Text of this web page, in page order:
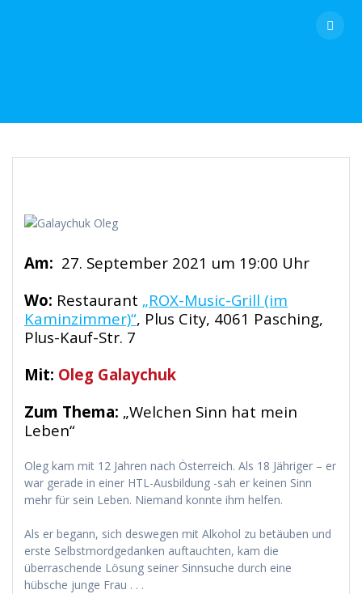
Am: 27. September 2021 um 19:00 Uhr
Wo: Restaurant „ROX-Music-Grill (im
Kaminzimmer)“, Plus City, 4061 Pasching,
Plus-Kauf-Str. 7
Mit: Oleg Galaychuk
Zum Thema: „Welchen Sinn hat mein
Leben“
Oleg kam mit 12 Jahren nach Österreich. Als 18 Jähriger – er
war gerade in einer HTL-Ausbildung -sah er keinen Sinn
mehr für sein Leben. Niemand konnte ihm helfen.
Als er begann, sich deswegen mit Alkohol zu betäuben und
erste Selbstmordgedanken auftauchten, kam die
überraschende Lösung seiner Sinnsuche durch eine
hübsche junge Frau . . .